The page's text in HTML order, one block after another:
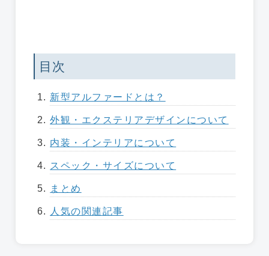
目次
新型アルファードとは？
外観・エクステリアデザインについて
内装・インテリアについて
スペック・サイズについて
まとめ
人気の関連記事